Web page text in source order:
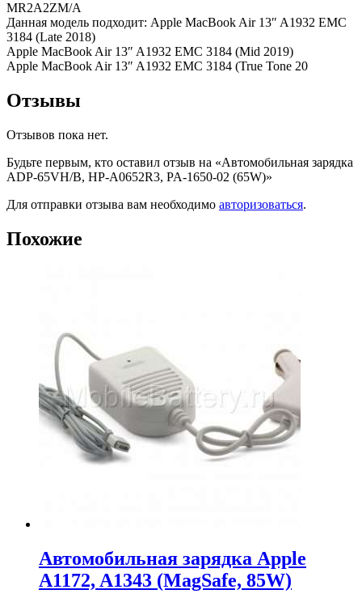
MR2A2ZM/A
Данная модель подходит: Apple MacBook Air 13″ A1932 EMC
3184 (Late 2018)
Apple MacBook Air 13″ A1932 EMC 3184 (Mid 2019)
Apple MacBook Air 13″ A1932 EMC 3184 (True Tone 20
Отзывы
Отзывов пока нет.
Будьте первым, кто оставил отзыв на «Автомобильная зарядка
ADP-65VH/B, HP-A0652R3, PA-1650-02 (65W)»
Для отправки отзыва вам необходимо авторизоваться.
Похожие
Автомобильная зарядка Apple
A1172, A1343 (MagSafe, 85W)